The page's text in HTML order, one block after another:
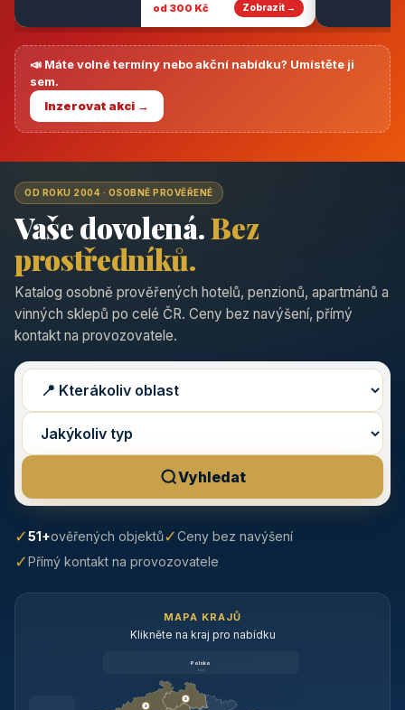
od 300 Kč
Zobrazit →
📣 Máte volné termíny nebo akční nabídku? Umístěte ji
sem.
Inzerovat akci →
OD ROKU 2004 · OSOBNĚ PROVĚŘENÉ
Vaše dovolená.Bez
prostředníků.
Katalog osobně prověřených hotelů, penzionů, apartmánů a
vinných sklepů po celé ČR. Ceny bez navýšení, přímý
kontakt na provozovatele.
Vyhledat
✓51+ověřených objektů✓Ceny bez navýšení
✓Přímý kontakt na provozovatele
MAPA KRAJŮ
Klikněte na kraj pro nabídku
Polsko
brzy
3
3